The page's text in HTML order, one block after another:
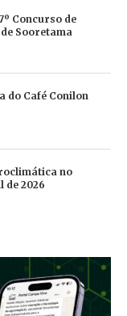
Concurso de
Sooretama
do Café Conilon
no
de 2026